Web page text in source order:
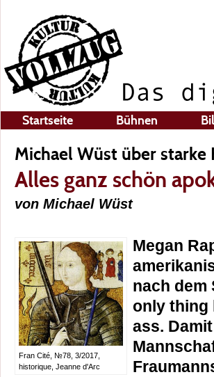
Startseite Bühnen
Michael Wüst über starke
Alles ganz schön
von Michael Wüst
Fran Cité, №78, 3/2017,
historique, Jeanne d'Arc
Megan
nach dem
only thing
ass.